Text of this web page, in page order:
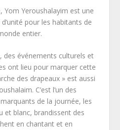
Yeroushalayim est une
pour les habitants de
entier.
des événements culturels et
ont lieu pour marquer cette
des drapeaux » est aussi
C’est l’un des
de la journée, les
et blanc, brandissent des
en chantant et en